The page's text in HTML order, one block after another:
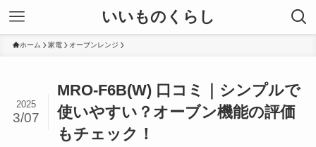
いいものくらし
ホーム 家電 オーブンレンジ
MRO-F6B(W) 口コミ｜シンプルで
使いやすい？オーブン機能の評価
もチェック！
2025
3/07